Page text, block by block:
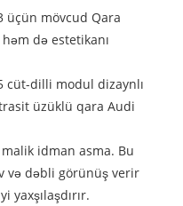
üçün mövcud Qara
də estetikanı
cüt-dilli modul dizaynlı
üzüklü qara Audi
idman asma. Bu
və dəbli görünüş verir